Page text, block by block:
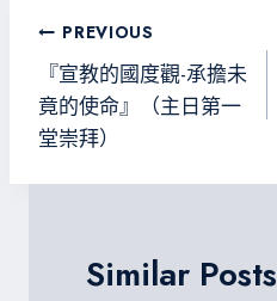
o
ok
er
m
文
章
導
覽
PREVIOUS
『宣教的國度觀-承擔未
竟的使命』（主日第一
堂崇拜）
Similar Posts